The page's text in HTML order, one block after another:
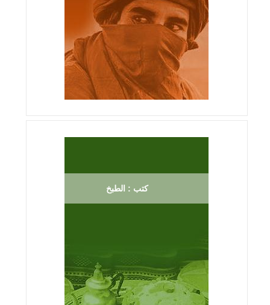
كتب : الطبخ